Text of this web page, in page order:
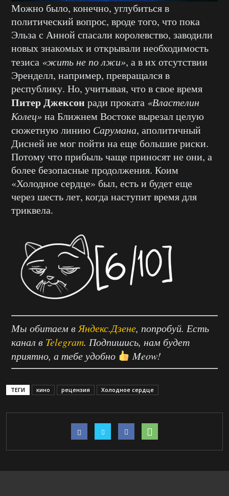
Можно было, конечно, углубиться в
политический вопрос, вроде того, что пока
Эльза с Анной спасали королевство, заводили
новых знакомых и открывали необходимость
тезиса «жить не по лжи», а в их отсутствии
Эренделл, например, превращался в
республику. Но, учитывая, что в свое время
Питер Джексон ради проката «Властелин
Колец»на Ближнем Востоке вырезал целую
сюжетную линию Сарумана, аполитичный
Дисней не мог пойти на еще большие риски.
Потому что прибыль чаще приносят не они, а
более безопасные продолжения. Коим
«Холодное сердце» был, есть и будет еще
через шесть лет, когда наступит время для
триквела.
Мы обитаем в Яндекс.Дзене, попробуй. Есть
канал в Telegram. Подпишись, нам будет
приятно, а тебе удобно
Meow!
ТЕГИ кино рецензия Холодное сердце